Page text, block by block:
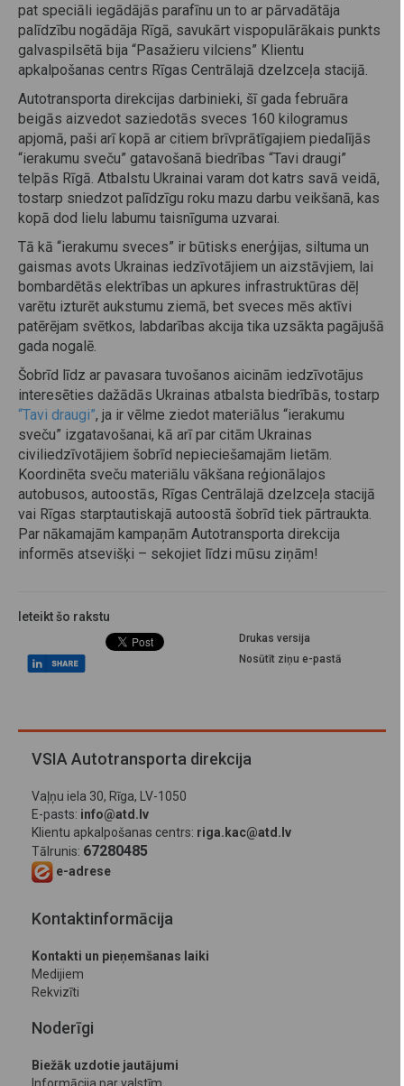
pat speciāli iegādājās parafīnu un to ar pārvadātāja
palīdzību nogādāja Rīgā, savukārt vispopulārākais punkts
galvaspilsētā bija “Pasažieru vilciens” Klientu
apkalpošanas centrs Rīgas Centrālajā dzelzceļa stacijā.
Autotransporta direkcijas darbinieki, šī gada februāra
beigās aizvedot saziedotās sveces 160 kilogramus
apjomā, paši arī kopā ar citiem brīvprātīgajiem piedalījās
“ierakumu sveču” gatavošanā biedrības “Tavi draugi”
telpās Rīgā. Atbalstu Ukrainai varam dot katrs savā veidā,
tostarp sniedzot palīdzīgu roku mazu darbu veikšanā, kas
kopā dod lielu labumu taisnīguma uzvarai.
Tā kā “ierakumu sveces” ir būtisks enerģijas, siltuma un
gaismas avots Ukrainas iedzīvotājiem un aizstāvjiem, lai
bombardētās elektrības un apkures infrastruktūras dēļ
varētu izturēt aukstumu ziemā, bet sveces mēs aktīvi
patērējam svētkos, labdarības akcija tika uzsākta pagājušā
gada nogalē.
Šobrīd līdz ar pavasara tuvošanos aicinām iedzīvotājus
interesēties dažādās Ukrainas atbalsta biedrībās, tostarp
“Tavi draugi”, ja ir vēlme ziedot materiālus “ierakumu
sveču” izgatavošanai, kā arī par citām Ukrainas
civiliedzīvotājiem šobrīd nepieciešamajām lietām.
Koordinēta sveču materiālu vākšana reģionālajos
autobusos, autoostās, Rīgas Centrālajā dzelzceļa stacijā
vai Rīgas starptautiskajā autoostā šobrīd tiek pārtraukta.
Par nākamajām kampaņām Autotransporta direkcija
informēs atsevišķi – sekojiet līdzi mūsu ziņām!
Ieteikt šo rakstu
Drukas versija
Nosūtīt ziņu e-pastā
VSIA Autotransporta direkcija
Vaļņu iela 30, Rīga, LV-1050
E-pasts: info@atd.lv
Klientu apkalpošanas centrs: riga.kac@atd.lv
Tālrunis: 67280485
e-adrese
Kontaktinformācija
Kontakti un pieņemšanas laiki
Medijiem
Rekvizīti
Noderīgi
Biežāk uzdotie jautājumi
Informācija par valstīm